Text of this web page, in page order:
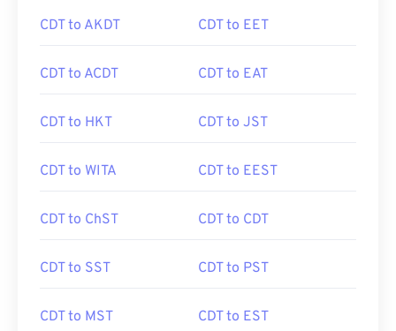
CDT to AKDT CDT to EET
CDT to ACDT CDT to EAT
CDT to HKT CDT to JST
CDT to WITA CDT to EEST
CDT to ChST CDT to CDT
CDT to SST CDT to PST
CDT to MST CDT to EST